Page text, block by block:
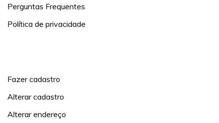
Perguntas Frequentes
Política de privacidade
Fazer cadastro
Alterar cadastro
Alterar endereço